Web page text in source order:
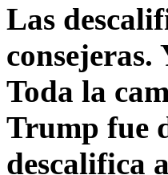
Las
consejeras.
Toda la
Trump fue
descalifica